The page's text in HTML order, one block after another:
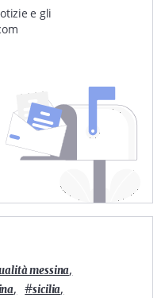
e gli
messina,
, #sicilia,